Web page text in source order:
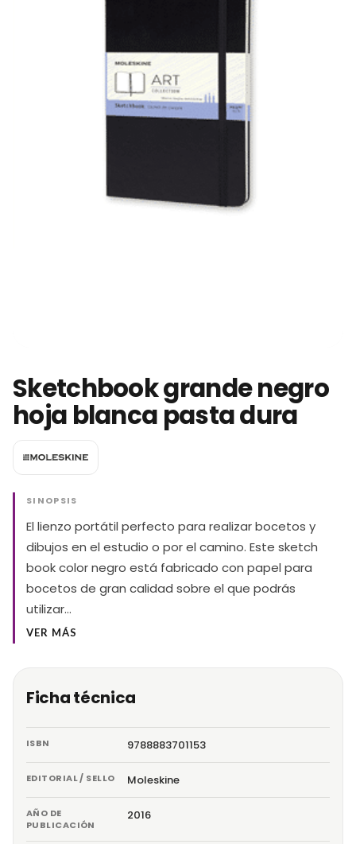
Sketchbook grande negro
hoja blanca pasta dura
SINOPSIS
El lienzo portátil perfecto para realizar bocetos y
dibujos en el estudio o por el camino. Este sketch
book color negro está fabricado con papel para
bocetos de gran calidad sobre el que podrás
utilizar…
VER MÁS
Ficha técnica
ISBN 9788883701153
EDITORIAL / SELLO Moleskine
AÑO DE
PUBLICACIÓN
2016